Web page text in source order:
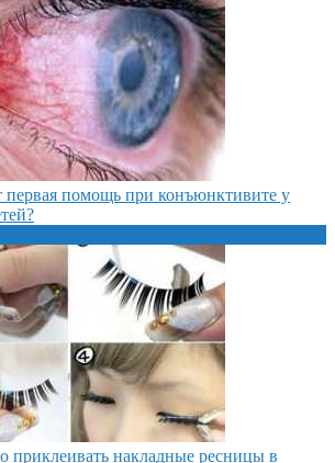
первая помощь при конъюнктивите у
приклеивать накладные ресницы в